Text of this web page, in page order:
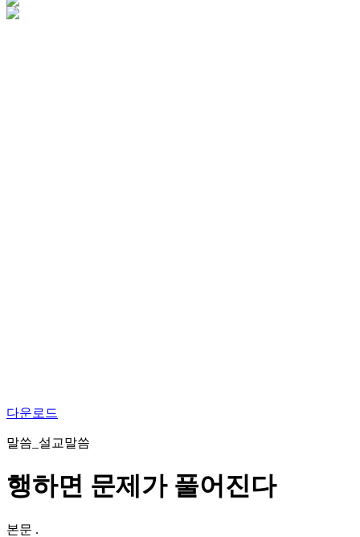
다운로드
말씀_설교말씀
행하면 문제가 풀어진다
본문 .